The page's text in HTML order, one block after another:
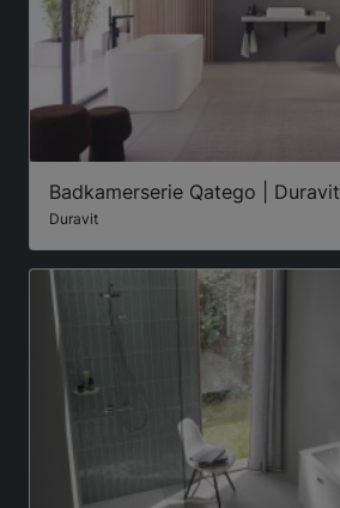
Badkamerserie Qatego | Duravit
Duravit